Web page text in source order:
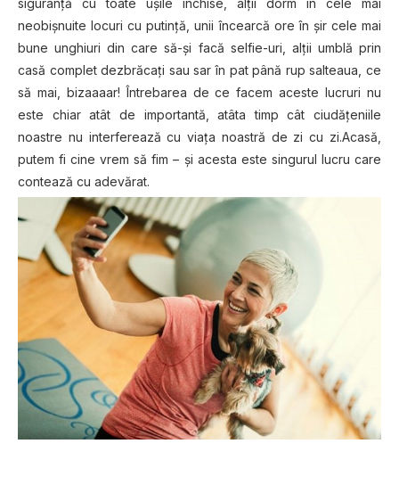
siguranță cu toate ușile închise, alții dorm în cele mai
neobișnuite locuri cu putință, unii încearcă ore în șir cele mai
bune unghiuri din care să-și facă selfie-uri, alții umblă prin
casă complet dezbrăcați sau sar în pat până rup salteaua, ce
să mai, bizaaaar! Întrebarea de ce facem aceste lucruri nu
este chiar atât de importantă, atâta timp cât ciudățeniile
noastre nu interferează cu viața noastră de zi cu zi.Acasă,
putem fi cine vrem să fim – și acesta este singurul lucru care
contează cu adevărat.